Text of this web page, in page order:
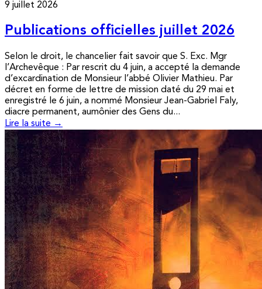
9 juillet 2026
Publications officielles juillet 2026
Selon le droit, le chancelier fait savoir que S. Exc. Mgr
l’Archevêque : Par rescrit du 4 juin, a accepté la demande
d’excardination de Monsieur l’abbé Olivier Mathieu. Par
décret en forme de lettre de mission daté du 29 mai et
enregistré le 6 juin, a nommé Monsieur Jean-Gabriel Faly,
diacre permanent, aumônier des Gens du...
Lire la suite →